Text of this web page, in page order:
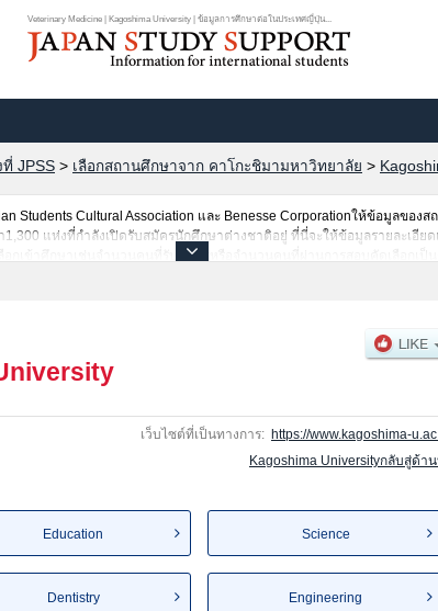
Veterinary Medicine | Kagoshima University | ข้อมูลการศึกษาต่อในประเทศญี่ปุ่น...
JPSS > เลือกสถานศึกษาจาก คาโกะชิมามหาวิทยาลัย >
Students Cultural Association และ Benesse Corporationให้ข้อมูลข
แห่งที่กำลังเปิดรับสมัครนักศึกษาต่างชาติอยู่ ที่นี่จะให้ข้อมูลรายละเอียด
กเข้าศึกษาเช่นจำนวนคนที่รับสมัครหรือจำนวนคนที่ผ่านการสอบคัดเลือกเ
เว็บไซต์ที่เป็นทางการ: https://www.kagoshima-
Kagoshima Universityกลับสู่ด้า
Education Science
Dentistry Engineering